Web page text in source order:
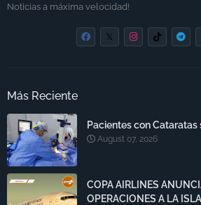
Noticias a máxima velocidad!
Más Reciente
Pacientes con Cataratas
August 07, 2026
COPA AIRLINES
OPERACIONES A LA